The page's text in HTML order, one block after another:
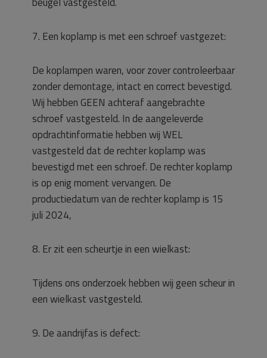
7. Een koplamp is met een schroef vastgezet:
De koplampen waren, voor zover controleerbaar
zonder demontage, intact en correct bevestigd.
Wij hebben GEEN achteraf aangebrachte
schroef vastgesteld. In de aangeleverde
opdrachtinformatie hebben wij WEL
vastgesteld dat de rechter koplamp was
bevestigd met een schroef. De rechter koplamp
is op enig moment vervangen. De
productiedatum van de rechter koplamp is 15
juli 2024,
8. Er zit een scheurtje in een wielkast:
Tijdens ons onderzoek hebben wij geen scheur in
een wielkast vastgesteld.
9. De aandrijfas is defect: